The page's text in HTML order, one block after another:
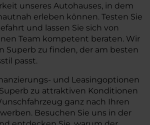
unseres Autohauses, in dem
erleben können. Testen Sie
und lassen Sie sich von
Team kompetent beraten. Wir
Superb zu finden, der am besten
passt.
und Leasingoptionen
zu attraktiven Konditionen
ganz nach Ihren
Besuchen Sie uns in der